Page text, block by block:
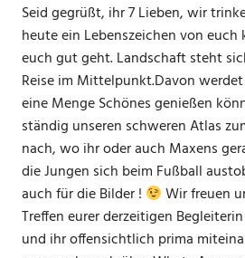
Seid gegrüßt, ihr 7 Lieben, wir
heute ein Lebenszeichen von euch
euch gut geht. Landschaft steht
Reise im Mittelpunkt.Davon
eine Menge Schönes genießen
ständig unseren schweren Atlas
nach, wo ihr oder auch Maxens
die Jungen sich beim Fußball
auch für die Bilder !
Wir freuen
Treffen eurer derzeitigen
und ihr offensichtlich prima